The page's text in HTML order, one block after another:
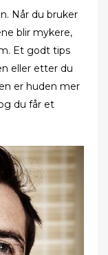
Når du bruker
blir mykere,
Et godt tips
eller etter du
er huden mer
du får et